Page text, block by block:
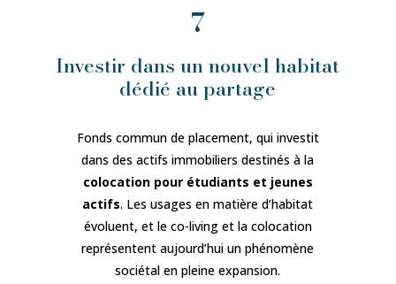
7
Investir dans un nouvel habitat
dédié au partage
Fonds commun de placement, qui investit
dans des actifs immobiliers destinés à la
colocation pour étudiants et jeunes
actifs. Les usages en matière d’habitat
évoluent, et le co-living et la colocation
représentent aujourd’hui un phénomène
sociétal en pleine expansion.